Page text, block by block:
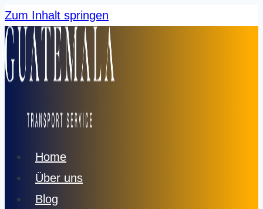
Zum Inhalt springen
Home
Über uns
Blog